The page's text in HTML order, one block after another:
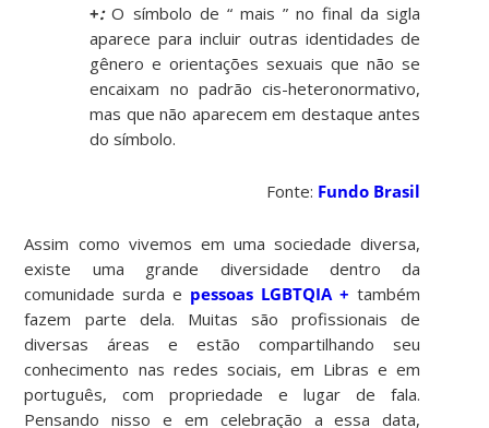
+:O símbolo de “ mais ” no final da sigla
aparece para incluir outras identidades de
gênero e orientações sexuais que não se
encaixam no padrão cis-heteronormativo,
mas que não aparecem em destaque antes
do símbolo.
Fonte: Fundo Brasil
Assim como vivemos em uma sociedade diversa,
existe uma grande diversidade dentro da
comunidade surda e pessoas LGBTQIA + também
fazem parte dela. Muitas são profissionais de
diversas áreas e estão compartilhando seu
conhecimento nas redes sociais, em Libras e em
português, com propriedade e lugar de fala.
Pensando nisso e em celebração a essa data,